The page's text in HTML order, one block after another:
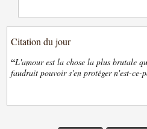
Citation du jour
“L'amour est la chose la plus brutale
faudrait pouvoir s'en protéger n'est-ce-